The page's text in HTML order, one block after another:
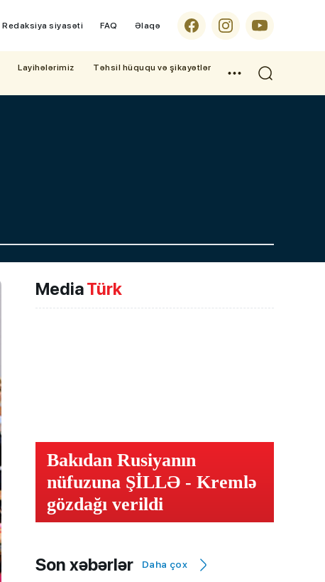
Redaksiya siyasəti FAQ Əlaqə
Layihələrimiz
Təhsil hüququ və şikayətlər
MediaTürk
Bakıdan Rusiyanın
nüfuzuna ŞİLLƏ - Kremlə
gözdağı verildi
Son xəbərlər Daha çox